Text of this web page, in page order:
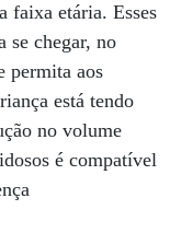
faixa etária. Esses
se chegar, no
permita aos
está tendo
no volume
é compatível